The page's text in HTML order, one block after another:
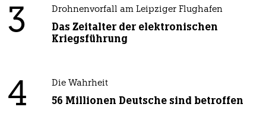
3 Drohnenvorfall am Leipziger Flughafen
Das Zeitalter der elektronischen
Kriegsführung
4 Die Wahrheit
56 Millionen Deutsche sind betroffen